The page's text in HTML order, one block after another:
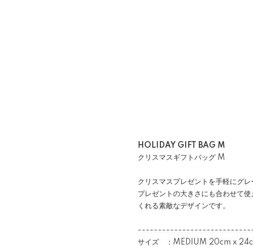
HOLIDAY GIFT BAG M
クリスマスギフトバッグ M
クリスマスプレゼントを手軽にグ
プレゼントの大きさにも合わせて
くれる素敵なデザインです。
サイズ ：MEDIUM 20cm x